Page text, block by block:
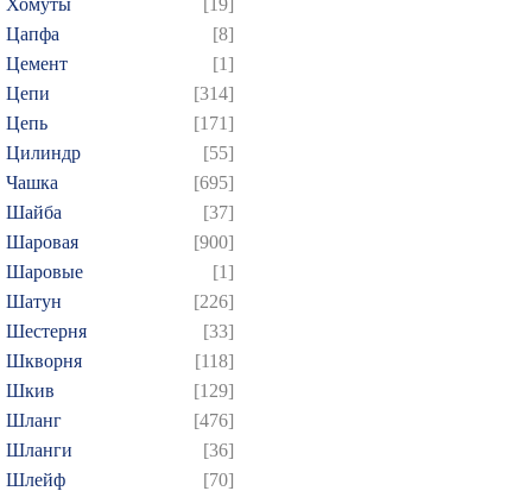
Хомуты
[19]
Цапфа
[8]
Цемент
[1]
Цепи
[314]
Цепь
[171]
Цилиндр
[55]
Чашка
[695]
Шайба
[37]
Шаровая
[900]
Шаровые
[1]
Шатун
[226]
Шестерня
[33]
Шкворня
[118]
Шкив
[129]
Шланг
[476]
Шланги
[36]
Шлейф
[70]